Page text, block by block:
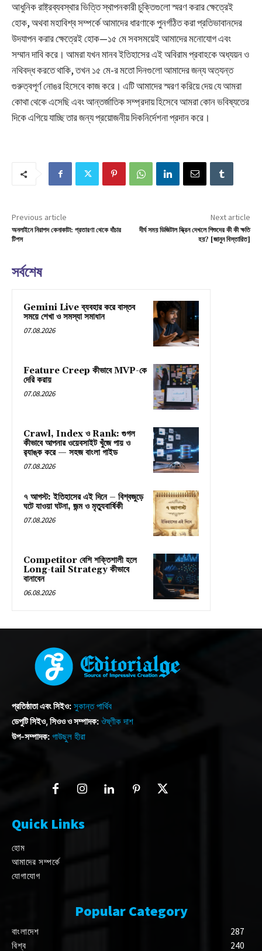
আধুনিক রাষ্ট্রব্যবস্থার ভিত্তি স্থাপনকারী চুক্তিগুলো স্মরণ করার ক্ষেত্রেই
হোক, অথবা মহাবিশ্ব সম্পর্কে আমাদের ধারণাকে পুনর্গঠিত করা প্রতিভাবানদের
উদযাপন করার ক্ষেত্রেই হোক—১৫ মে সবসময়েই আমাদের মনোযোগ এবং
সম্মান দাবি করে। আমরা যখন মানব ইতিহাসের এই অবিরাম প্রবাহকে অধ্যয়ন ও
নথিবদ্ধ করতে থাকি, তখন ১৫ মে-র মতো দিনগুলো আমাদের জন্য অত্যন্ত
গুরুত্বপূর্ণ নোঙর হিসেবে কাজ করে। এটি আমাদের স্মরণ করিয়ে দেয় যে আমরা
কোথা থেকে এসেছি এবং আন্তর্জাতিক সম্প্রদায় হিসেবে আমরা কোন ভবিষ্যতের
দিকে এগিয়ে যাচ্ছি তার জন্য প্রয়োজনীয় দিকনির্দেশনা প্রদান করে।
Previous article
অনলাইনে নিরাপদ কেনাকাটা: প্রতারণা থেকে বাঁচার
টিপস
Next article
দীর্ঘ সময় ডিজিটাল স্ক্রিন দেখলে শিশুদের কী কী ক্ষতি
হয়? [জানুন বিস্তারিত]
সর্বশেষ
Gemini Live ব্যবহার করে বাস্তব
সময়ে শেখা ও সমস্যা সমাধান
07.08.2026
Feature Creep কীভাবে MVP-কে
দেরি করায়
07.08.2026
Crawl, Index ও Rank: গুগল
কীভাবে আপনার ওয়েবসাইট খুঁজে পায় ও
র‍্যাঙ্ক করে — সহজ বাংলা গাইড
07.08.2026
৭ আগস্ট: ইতিহাসের এই দিনে – বিশ্বজুড়ে
ঘটে যাওয়া ঘটনা, জন্ম ও মৃত্যুবার্ষিকী
07.08.2026
Competitor বেশি শক্তিশালী হলে
Long-tail Strategy কীভাবে
বানাবেন
06.08.2026
প্রতিষ্ঠাতা এবং সিইও: সুকান্ত পার্থিব
ডেপুটি সিইও, সিওও ও সম্পাদক: ঔষ্ণীক দাশ
উপ-সম্পাদক: গাউছুল হীরা
Quick Links
হোম
আমাদের সম্পর্কে
যোগাযোগ
Popular Category
বাংলাদেশ
287
বিশ্ব
240